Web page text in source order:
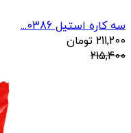
سه کاره استیل 0386...
211,200 تومان
215,400